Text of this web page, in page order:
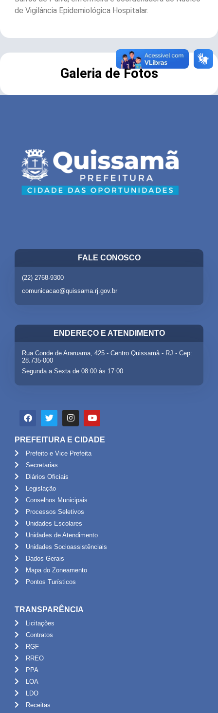
de Vigilância Epidemiológica Hospitalar.
Galeria de Fotos
FALE CONOSCO
(22) 2768-9300
comunicacao@quissama.rj.gov.br
ENDEREÇO E ATENDIMENTO
Rua Conde de Araruama, 425 - Centro Quissamã - RJ - Cep:
28.735-000
Segunda a Sexta de 08:00 às 17:00
PREFEITURA E CIDADE
Prefeito e Vice Prefeita
Secretarias
Diários Oficiais
Legislação
Conselhos Municipais
Processos Seletivos
Unidades Escolares
Unidades de Atendimento
Unidades Socioassistênciais
Dados Gerais
Mapa do Zoneamento
Pontos Turísticos
TRANSPARÊNCIA
Licitações
Contratos
RGF
RREO
PPA
LOA
LDO
Receitas